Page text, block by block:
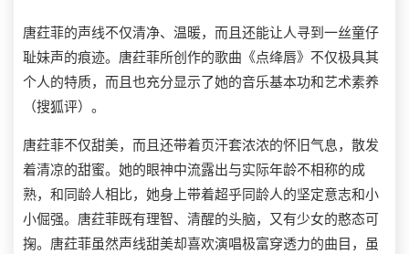
唐荭菲的声线不仅清净、温暖，而且还能让人寻到一丝童仔
耻妹声的痕迹。唐荭菲所创作的歌曲《点绛唇》不仅极具其
个人的特质，而且也充分显示了她的音乐基本功和艺术素养
（搜狐评）。
唐荭菲不仅甜美，而且还带着页汗套浓浓的怀旧气息，散发
着清凉的甜蜜。她的眼神中流露出与实际年龄不相称的成
熟，和同龄人相比，她身上带着超乎同龄人的坚定意志和小
小倔强。唐荭菲既有理智、清醒的头脑，又有少女的憨态可
掬。唐荭菲虽然声线甜美却喜欢演唱极富穿透力的曲目，虽